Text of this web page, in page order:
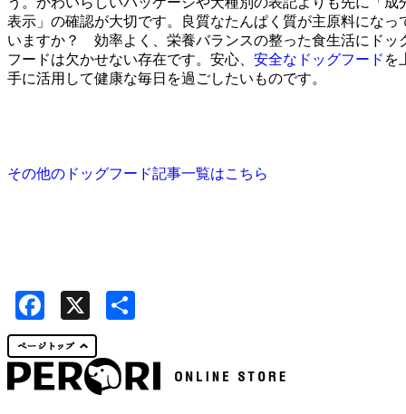
表示」の確認が大切です。良質なたんぱく質が主原料になっ
いますか？ 効率よく、栄養バランスの整った食生活にドッ
フードは欠かせない存在です。安心、 安全なドッグフード を
手に活用して健康な毎日を過ごしたいものです。
その他のドッグフード記事一覧はこちら
Facebook